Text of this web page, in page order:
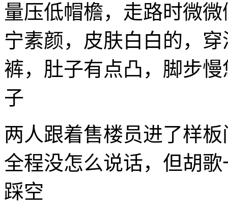
量压低帽檐，走路时微
宁素颜，皮肤白白的，
裤，肚子有点凸，脚步
子
两人跟着售楼员进了样
全程没怎么说话，但胡
踩空